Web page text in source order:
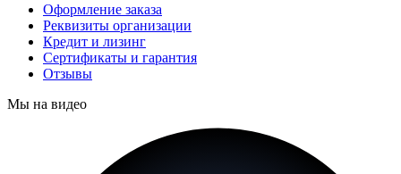
Оформление заказа
Реквизиты организации
Кредит и лизинг
Сертификаты и гарантия
Отзывы
Мы на видео